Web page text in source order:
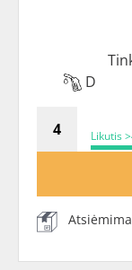
D
Likutis